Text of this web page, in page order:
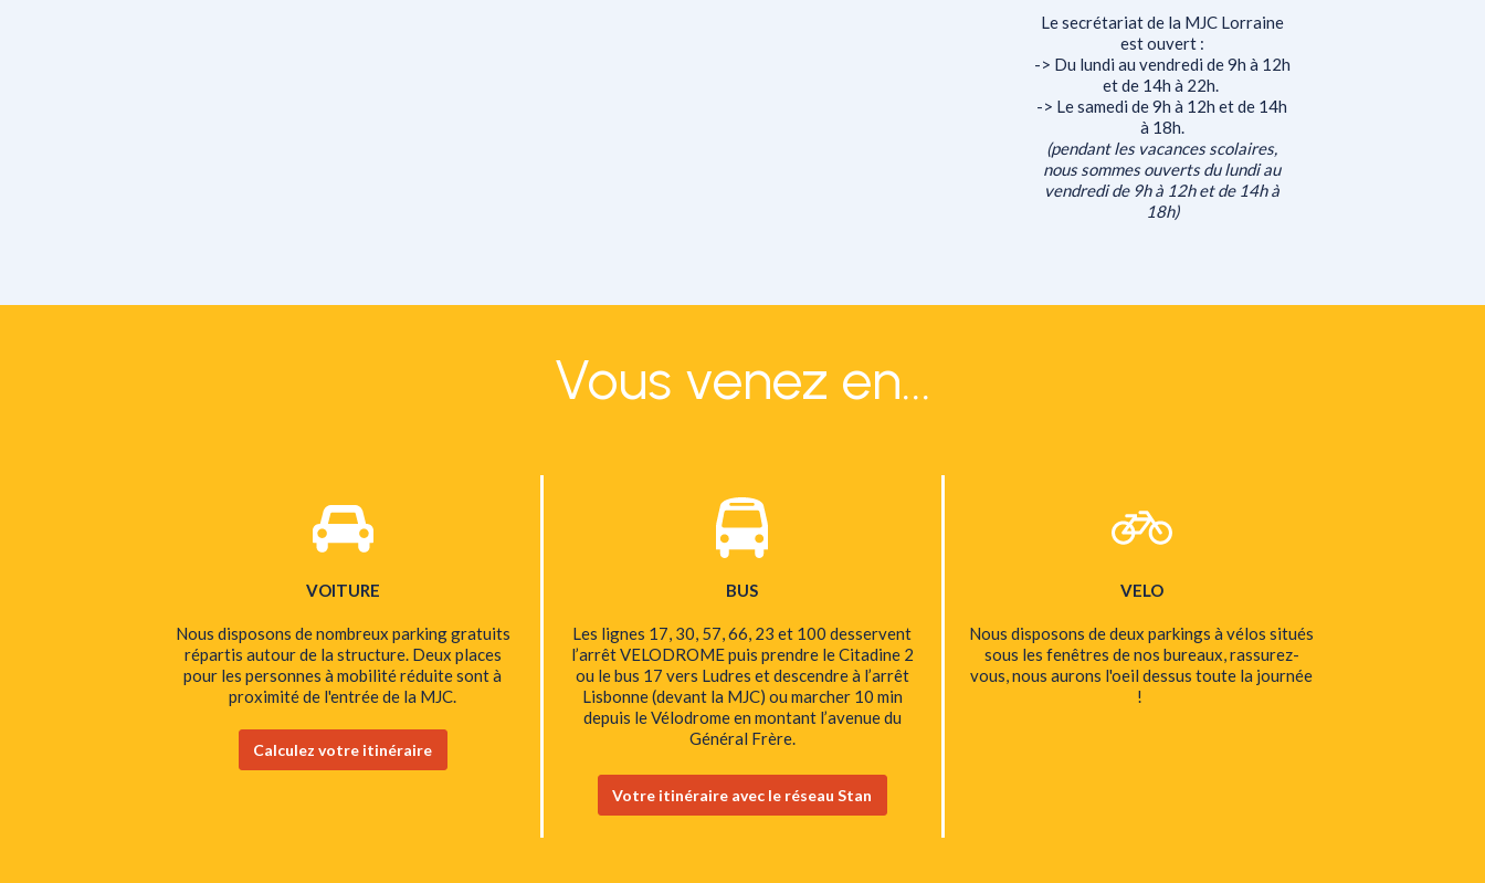
Le secrétariat de la MJC Lorraine
est ouvert :
-> Du lundi au vendredi de 9h à 12h
et de 14h à 22h.
-> Le samedi de 9h à 12h et de 14h
à 18h.
(pendant les vacances scolaires,
nous sommes ouverts du lundi au
vendredi de 9h à 12h et de 14h à
18h)
Vous venez en...
VOITURE
Nous disposons de nombreux parking gratuits
répartis autour de la structure. Deux places
pour les personnes à mobilité réduite sont à
proximité de l'entrée de la MJC.
Calculez votre itinéraire
BUS
Les lignes 17, 30, 57, 66, 23 et 100 desservent
l’arrêt VELODROME puis prendre le Citadine 2
ou le bus 17 vers Ludres et descendre à l’arrêt
Lisbonne (devant la MJC) ou marcher 10 min
depuis le Vélodrome en montant l’avenue du
Général Frère.
Votre itinéraire avec le réseau Stan
VELO
Nous disposons de deux parkings à vélos situés
sous les fenêtres de nos bureaux, rassurez-
vous, nous aurons l'oeil dessus toute la journée
!